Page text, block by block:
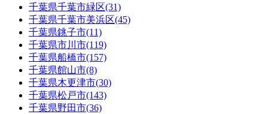
千葉県千葉市緑区(31)
千葉県千葉市美浜区(45)
千葉県銚子市(11)
千葉県市川市(119)
千葉県船橋市(157)
千葉県館山市(8)
千葉県木更津市(30)
千葉県松戸市(143)
千葉県野田市(36)